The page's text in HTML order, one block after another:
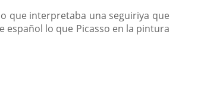
que interpretaba una seguiriya que
español lo que Picasso en la pintura